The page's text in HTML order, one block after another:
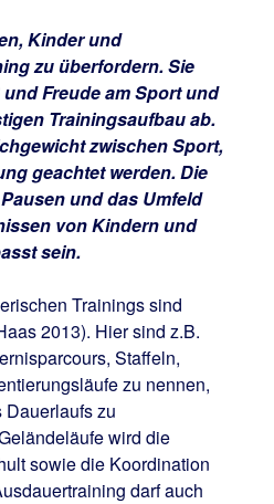
Kinder und
zu überfordern. Sie
Freude am Sport und
Trainingsaufbau ab.
zwischen Sport,
geachtet werden. Die
und das Umfeld
von Kindern und
sein.
Trainings sind
2013). Hier sind z.B.
Staffeln,
zu nennen,
Dauerlaufs zu
wird die
sowie die Koordination
darf auch